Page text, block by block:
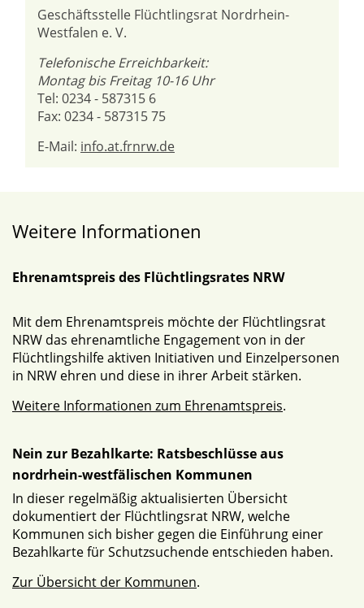
Geschäftsstelle Flüchtlingsrat Nordrhein-
Westfalen e. V.
Telefonische Erreichbarkeit:
Montag bis Freitag 10-16 Uhr
Tel: 0234 - 587315 6
Fax: 0234 - 587315 75
E-Mail: info.at.frnrw.de
Weitere Informationen
Ehrenamtspreis des Flüchtlingsrates NRW
Mit dem Ehrenamtspreis möchte der Flüchtlingsrat
NRW das ehrenamtliche Engagement von in der
Flüchtlingshilfe aktiven Initiativen und Einzelpersonen
in NRW ehren und diese in ihrer Arbeit stärken.
Weitere Informationen zum Ehrenamtspreis.
Nein zur Bezahlkarte: Ratsbeschlüsse aus
nordrhein-westfälischen Kommunen
In dieser regelmäßig aktualisierten Übersicht
dokumentiert der Flüchtlingsrat NRW, welche
Kommunen sich bisher gegen die Einführung einer
Bezahlkarte für Schutzsuchende entschieden haben.
Zur Übersicht der Kommunen.